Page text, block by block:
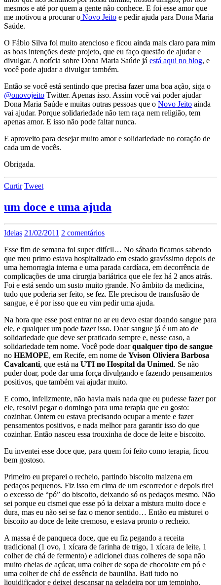
mesmos e até por quem a gente não conhece. E foi esse amor que
me motivou a procurar o Novo Jeito e pedir ajuda para Dona Maria
Saúde.
O Fábio Silva foi muito atencioso e ficou ainda mais claro para mim
as boas intenções deste projeto, que eu faço questão de ajudar e
divulgar. A notícia sobre Dona Maria Saúde já está aqui no blog, e
você pode ajudar a divulgar também.
Então se você está sentindo que precisa fazer uma boa ação, siga o
@onovojeito Twitter. Apenas isso. Assim você vai poder ajudar
Dona Maria Saúde e muitas outras pessoas que o Novo Jeito ainda
vai ajudar. Porque solidariedade não tem raça nem religião, tem
apenas amor. E isso não pode faltar nunca.
E aproveito para desejar muito amor e solidariedade no coração de
cada um de vocês.
Obrigada.
Curtir Tweet
um doce e uma ajuda
Ideias 21/02/2011 2 comentários
Esse fim de semana foi super difícil… No sábado ficamos sabendo
que meu primo estava hospitalizado em estado gravíssimo depois de
uma hemorragia interna e uma parada cardíaca, em decorrência de
complicações de uma cirurgia bariátrica que ele fez há 2 anos atrás.
Foi e está sendo um susto muito grande. No âmbito da medicina,
tudo que poderia ser feito, se fez. Ele precisou de transfusão de
sangue, e é por isso que eu vim pedir uma ajuda.
Na hora que esse post entrar no ar eu devo estar doando sangue para
ele, e qualquer um pode fazer isso. Doar sangue já é um ato de
solidariedade que deve ser praticado sempre e, nesse caso, a
solidariedade tem nome. Você pode doarqualquer tipo de sangue
no HEMOPE, em Recife, em nome de Yvison Oliviera Barbosa
Cavalcanti, que está na UTI no Hospital da Unimed. Se não
puder doar, pode dar uma força divulgando e fazendo pensamentos
positivos, que também vai ajudar muito.
E como, infelizmente, não havia mais nada que eu pudesse fazer por
ele, resolvi pegar o domingo para uma terapia que eu gosto:
cozinhar. Ontem eu estava precisando ocupar a mente e fazer
pensamentos positivos, e nada melhor para garantir isso do que
cozinhar. Então nasceu essa trouxinha de doce de leite e biscoito.
Eu inventei esse doce que, para quem foi feito como terapia, ficou
bem gostoso.
Primeiro eu preparei o recheio, partindo biscoito maizena em
pedaços pequenos. Fiz isso em cima de um escorredor e depois tirei
o excesso de “pó” do biscoito, deixando só os pedaços mesmo. Não
sei porque eu cismei que esse pó ia deixar a mistura muito doce e
dura, mas eu não sei se faz o menor sentido… Então eu misturei o
biscoito ao doce de leite cremoso, e estava pronto o recheio.
A massa é de panqueca doce, que eu fiz pegando a receita
tradicional (1 ovo, 1 xícara de farinha de trigo, 1 xícara de leite, 1
colher de chá de fermento) e adicionei duas colheres de sopa não
muito cheias de açúcar, uma colher de sopa de chocolate em pó e
uma colher de chá de essência de baunilha. Bati tudo no
liquidificador e deixei descansar na geladeira por um tempinho.